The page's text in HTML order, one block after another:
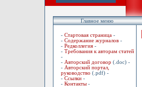
Главное меню
- Стартовая страница -
- Содержание журналов -
- Редколлегия -
- Требования к авторам статей
-
- Авторский договор (.doc) -
- Авторский портал,
руководство (.pdf) -
- Ссылки -
- Контакты -